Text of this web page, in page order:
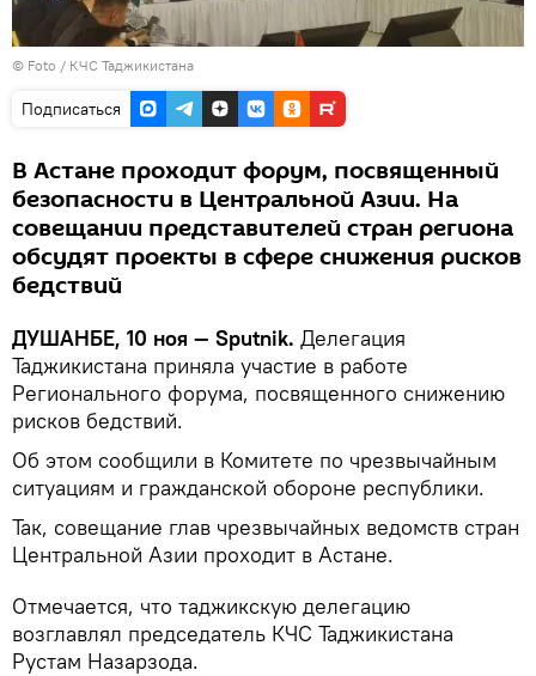
© Foto / КЧС Таджикистана
Подписаться
В Астане проходит форум, посвященный
безопасности в Центральной Азии. На
совещании представителей стран региона
обсудят проекты в сфере снижения рисков
бедствий
ДУШАНБЕ, 10 ноя — Sputnik. Делегация
Таджикистана приняла участие в работе
Регионального форума, посвященного снижению
рисков бедствий.
Об этом сообщили в Комитете по чрезвычайным
ситуациям и гражданской обороне республики.
Так, совещание глав чрезвычайных ведомств стран
Центральной Азии проходит в Астане.
Отмечается, что таджикскую делегацию
возглавлял председатель КЧС Таджикистана
Рустам Назарзода.